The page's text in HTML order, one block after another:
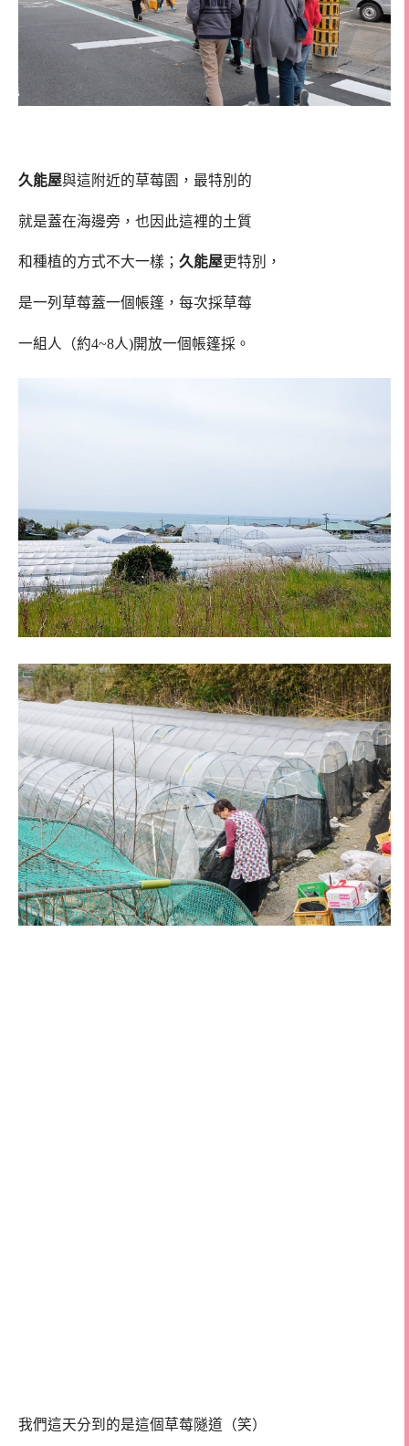
久能屋與這附近的草莓園，最特別的
就是蓋在海邊旁，也因此這裡的土質
和種植的方式不大一樣； 久能屋更特別，
是一列草莓蓋一個帳篷，每次採草莓
一組人（約4~8人)開放一個帳篷採。
我們這天分到的是這個草莓隧道（笑）